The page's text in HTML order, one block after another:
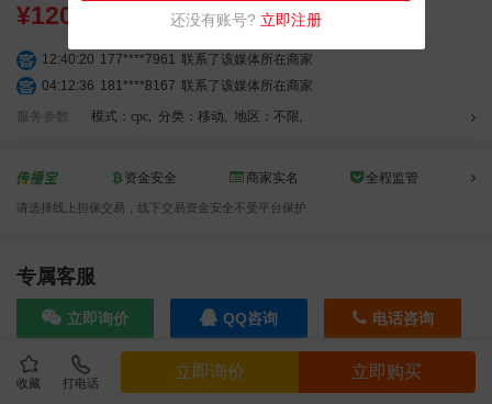
收藏 打电话
立即询价 立即购买
¥12000.00
12:40:20 177****7961 联系了该媒体所在商家
04:12:36 181****8167 联系了该媒体所在商家
04:16:44 181****0078 联系了该媒体所在商家
02:32:27
176****3456
联系了该媒体所在商家
11:44:28
08:36:41 191****0991 联系了该媒体所在商家
05:24:34 186****8762
联系了该媒体所在商家
166****9198 联系了该媒体所在商家
05:17:23
182****1341 联系了该媒体所在商家
服务参数 模式：cpc, 分类：移动, 地区：不限,
资金安全 商家实名 全程监管
请选择线上担保交易，线下交易资金安全不受平台保护
专属客服
立即询价 QQ咨询 电话咨询
效果截图
还没有账号? 立即注册